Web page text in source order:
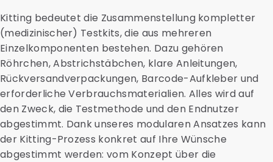
Kitting bedeutet die Zusammenstellung kompletter
(medizinischer) Testkits, die aus mehreren
Einzelkomponenten bestehen. Dazu gehören
Röhrchen, Abstrichstäbchen, klare Anleitungen,
Rückversandverpackungen, Barcode-Aufkleber und
erforderliche Verbrauchsmaterialien. Alles wird auf
den Zweck, die Testmethode und den Endnutzer
abgestimmt. Dank unseres modularen Ansatzes kann
der Kitting-Prozess konkret auf Ihre Wünsche
abgestimmt werden: vom Konzept über die